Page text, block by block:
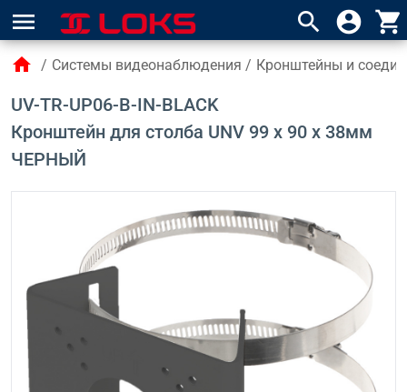
menu search account_circle shopping_cart
home / Системы видеонаблюдения / Кронштейны и
UV-TR-UP06-B-IN-BLACK
Кронштейн для столба UNV 99 x 90 x 38мм
ЧЕРНЫЙ